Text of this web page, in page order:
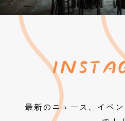
最新のニュース、イベ